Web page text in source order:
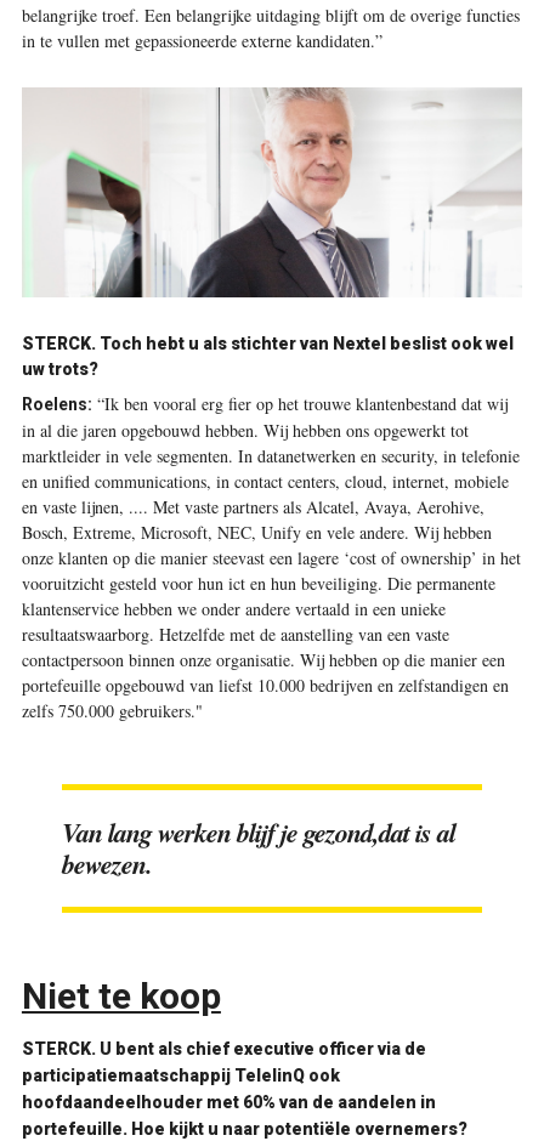
belangrijke troef. Een belangrijke uitdaging blijft om de overige functies
in te vullen met gepassioneerde externe kandidaten.”
STERCK. Toch hebt u als stichter van Nextel beslist ook wel
uw trots?
Roelens: “Ik ben vooral erg fier op het trouwe klantenbestand dat wij
in al die jaren opgebouwd hebben. Wij hebben ons opgewerkt tot
marktleider in vele segmenten. In datanetwerken en security, in telefonie
en unified communications, in contact centers, cloud, internet, mobiele
en vaste lijnen, .... Met vaste partners als Alcatel, Avaya, Aerohive,
Bosch, Extreme, Microsoft, NEC, Unify en vele andere. Wij hebben
onze klanten op die manier steevast een lagere ‘cost of ownership’ in het
vooruitzicht gesteld voor hun ict en hun beveiliging. Die permanente
klantenservice hebben we onder andere vertaald in een unieke
resultaatswaarborg. Hetzelfde met de aanstelling van een vaste
contactpersoon binnen onze organisatie. Wij hebben op die manier een
portefeuille opgebouwd van liefst 10.000 bedrijven en zelfstandigen en
zelfs 750.000 gebruikers."
Van lang werken blijf je gezond,dat is al
bewezen.
Niet te koop
STERCK. U bent als chief executive officer via de
participatiemaatschappij TelelinQ ook
hoofdaandeelhouder met 60% van de aandelen in
portefeuille. Hoe kijkt u naar potentiële overnemers?